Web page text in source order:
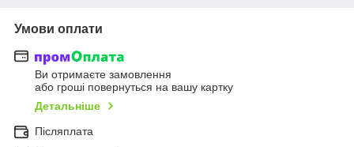
Умови оплати
Ви отримаєте замовлення
або гроші повернуться на вашу картку
Детальніше
Післяплата